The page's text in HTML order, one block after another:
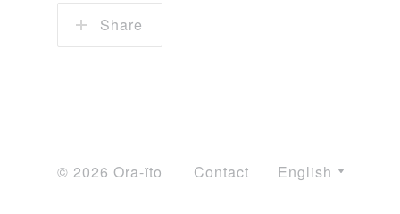
Share
© 2026 Ora-ïto Contact English